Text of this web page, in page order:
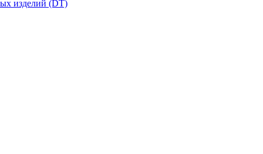
изделий (DT)